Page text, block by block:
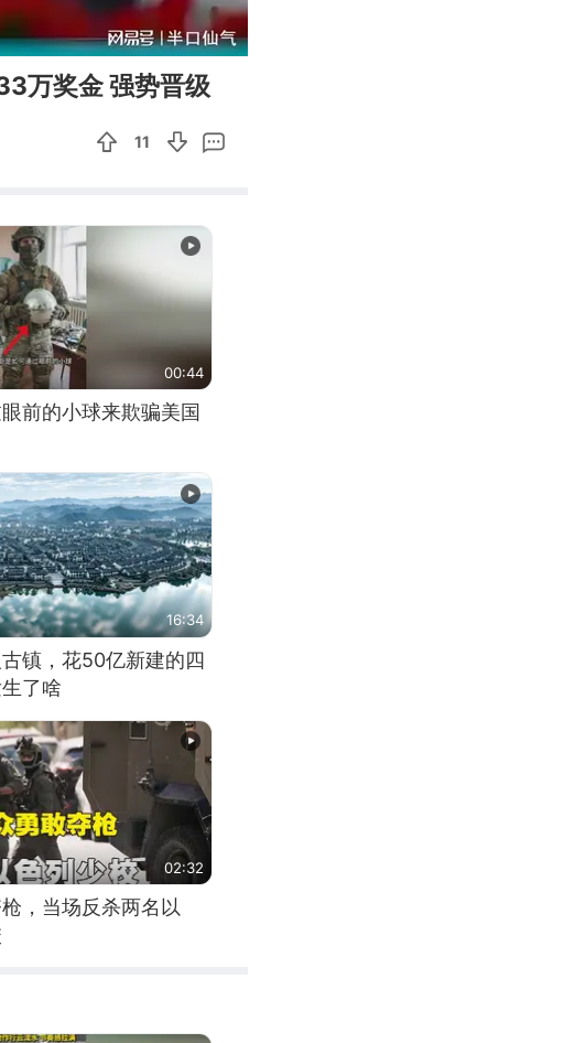
02:48
万奖金 强势晋级
11
00:44
前的小球来欺骗美国
16:34
镇，花50亿新建的四
了啥
02:32
，当场反杀两名以